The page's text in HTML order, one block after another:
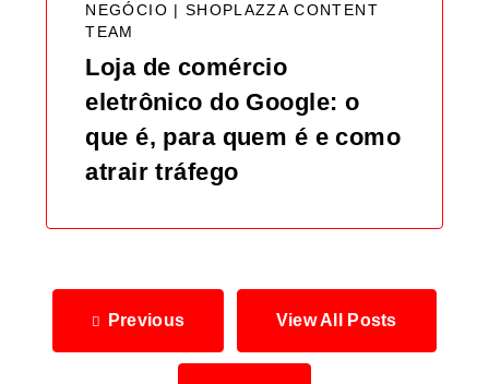
NEGÓCIO | SHOPLAZZA CONTENT
TEAM
Loja de comércio
eletrônico do Google: o
que é, para quem é e como
atrair tráfego
Previous View All Posts